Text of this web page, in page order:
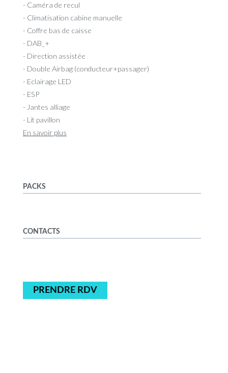
- Caméra de recul
- Climatisation cabine manuelle
- Coffre bas de caisse
- DAB_+
- Direction assistée
- Double Airbag (conducteur+passager)
- Eclairage LED
- ESP
- Jantes alliage
- Lit pavillon
En savoir plus
PACKS
CONTACTS
PRENDRE RDV